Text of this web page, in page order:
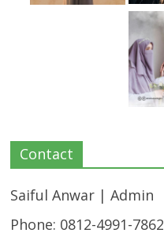
Contact
Saiful Anwar | Admin
Phone: 0812-4991-7862